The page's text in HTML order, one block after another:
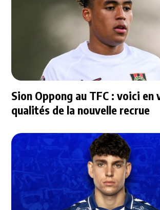
Sion Oppong au TFC : voici en
qualités de la nouvelle recrue